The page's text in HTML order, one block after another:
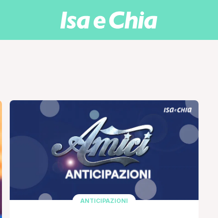
ANTICIPAZIONI